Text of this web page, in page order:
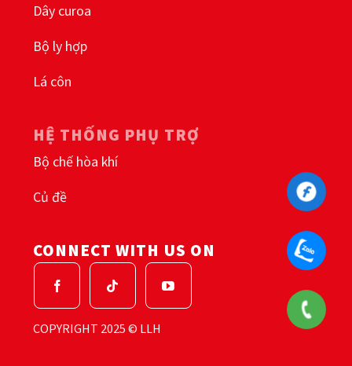
Dây curoa
Bộ ly hợp
Lá côn
HỆ THỐNG PHỤ TRỢ
Bộ chế hòa khí
Củ đề
CONNECT WITH US ON
COPYRIGHT 2025 © LLH